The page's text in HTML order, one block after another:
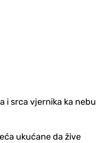
i srca vjernika ka nebu
ukućane da žive